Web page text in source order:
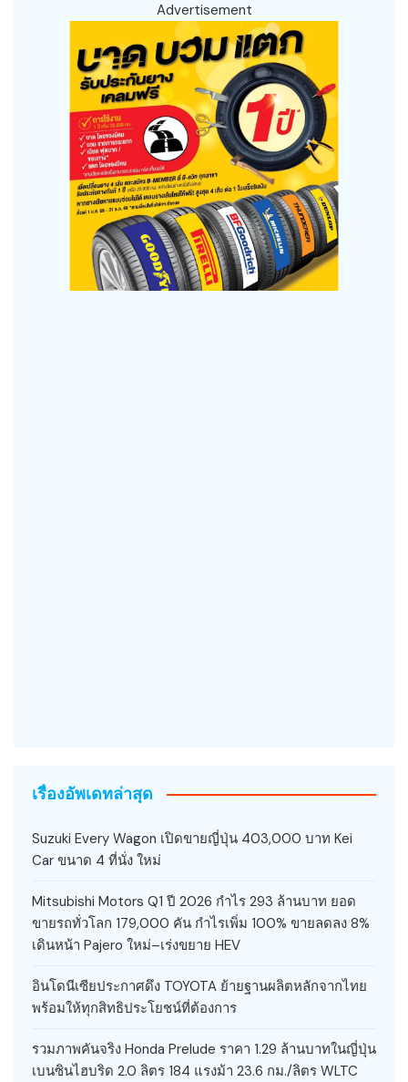
Advertisement
เรื่องอัพเดทล่าสุด
Suzuki Every Wagon เปิดขายญี่ปุ่น 403,000 บาท Kei
Car ขนาด 4 ที่นั่ง ใหม่
Mitsubishi Motors Q1 ปี 2026 กำไร 293 ล้านบาท ยอด
ขายรถทั่วโลก 179,000 คัน กำไรเพิ่ม 100% ขายลดลง 8%
เดินหน้า Pajero ใหม่–เร่งขยาย HEV
อินโดนีเซียประกาศดึง TOYOTA ย้ายฐานผลิตหลักจากไทย
พร้อมให้ทุกสิทธิประโยชน์ที่ต้องการ
รวมภาพคันจริง Honda Prelude ราคา 1.29 ล้านบาทในญี่ปุ่น
เบนซินไฮบริด 2.0 ลิตร 184 แรงม้า 23.6 กม./ลิตร WLTC